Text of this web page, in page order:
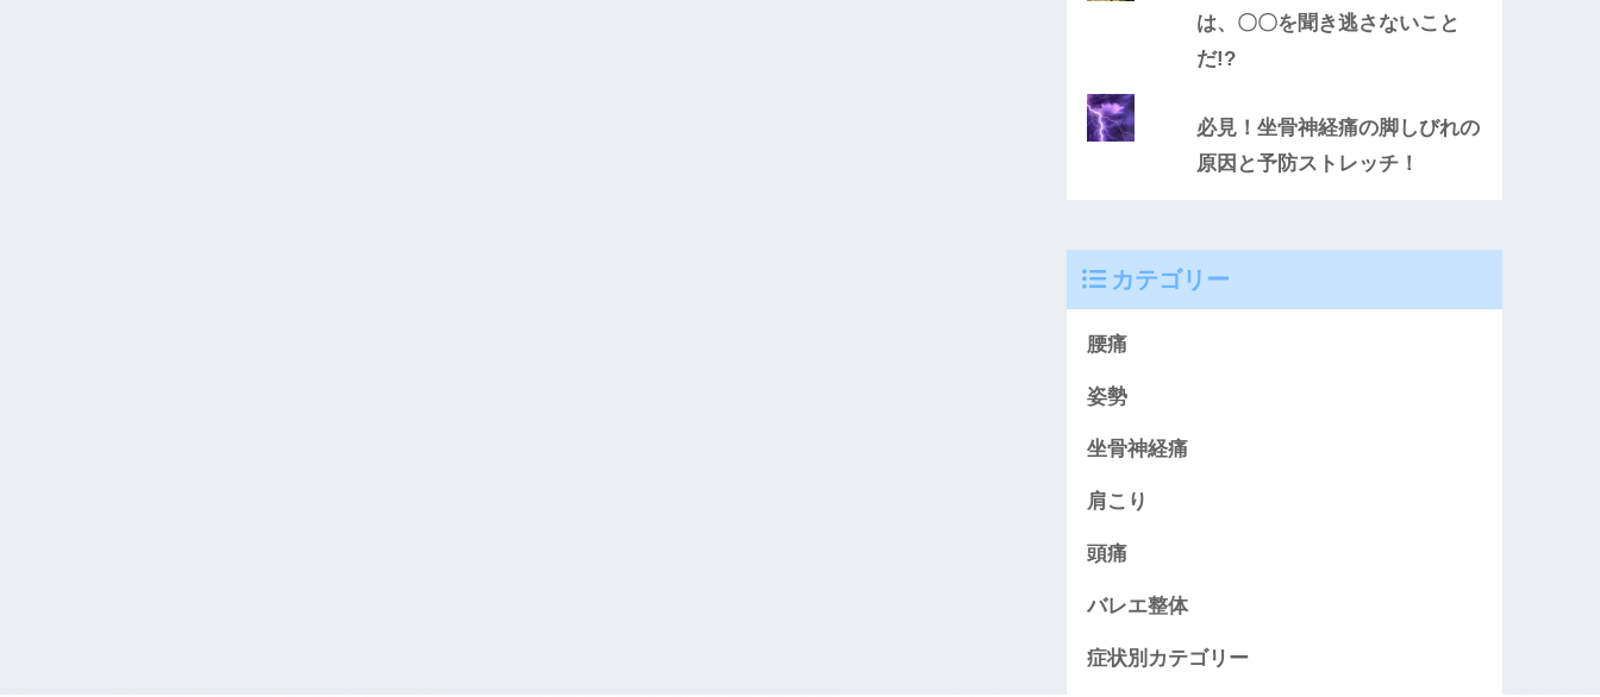
は、〇〇を聞き逃さないこと
だ!?
必見！坐骨神経痛の脚しびれの
原因と予防ストレッチ！
カテゴリー
腰痛
姿勢
坐骨神経痛
肩こり
頭痛
バレエ整体
症状別カテゴリー